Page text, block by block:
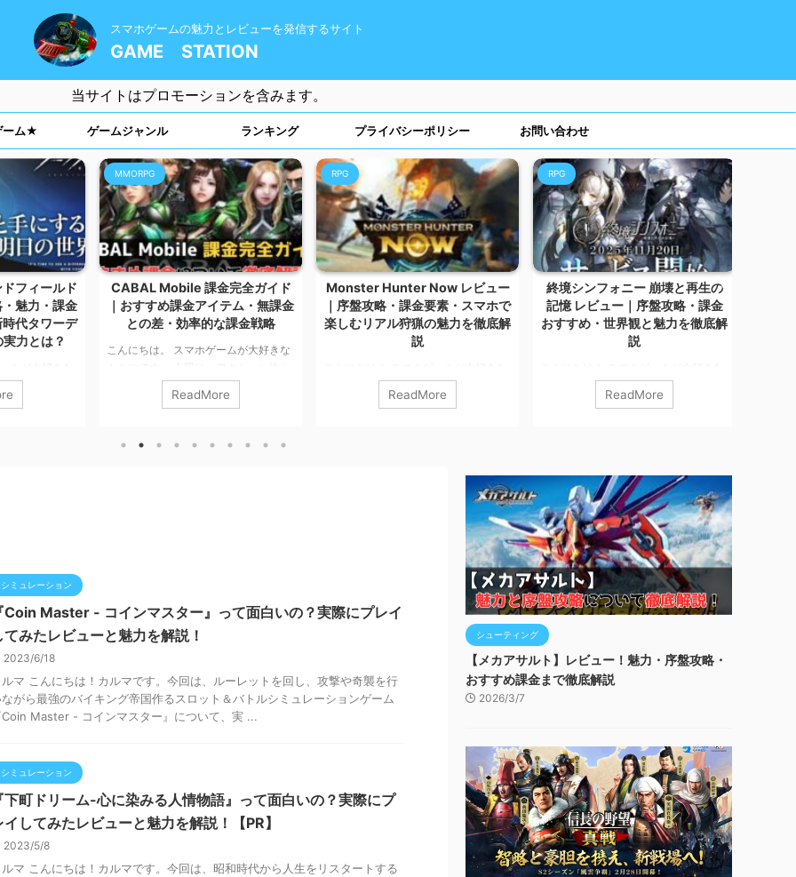
スマホゲームの魅力とレビューを発信するサイト
GAME STATION
当サイトはプロモーションを含みます。
ーム★ ゲームジャンル ランキング プライバシーポリシー お問い合わせ
フィールド
魅力・課金
代タワーデ
力とは？
人気タワーデ
イツ」の世
め！】 アー
MMORPG
CABAL Mobile 課金完全ガイド
｜おすすめ課金アイテム・無課金
との差・効率的な課金戦略
こんにちは。 スマホゲームが大好きな
育成が特徴の本格MMORPG――
『CABAL Mobile（カバルモバイル）』
ReadMore
RPG
Monster Hunter Now レビュー
｜序盤攻略・課金要素・スマホで
楽しむリアル狩猟の魅力を徹底解
説
カルマです。 今回は、位置情報連動型
アクションRPG、、、 『Monster
はプロモーションを含みます。 ダウン
ロードはコチラ！ モンスターハンター
Now Niantic, Inc.無料posted withアプ
リーチ 【『Monster Hunter Now』は
こんな人におすすめ！】 モンハンシリ
ーズが好きな人 外に出るきっかけが欲
ReadMore
RPG
終境シンフォニー 崩壊と再生の
記憶 レビュー｜序盤攻略・課金
おすすめ・世界観と魅力を徹底解
説
カルマです。 今回は、文明が崩壊した
終末世界を舞台にしたダークファンタ
序盤攻略について解説していきます！
※本記事はプロモーションを含みます。
ダウンロードはコチラ！ 終境シンフォ
ニー Six Waves Inc.無料posted withア
プリーチ 【『突終境シンフォニー 崩壊
と再生の記憶』はこんな人におすす
め！】 重厚なストーリーを楽しみたい
人 重厚なストー ...
ReadMore
シミュレーション
Coin Master - コインマスター』って面白いの？実際にプレイ
てみたレビューと魅力を解説！
2023/6/18
マ こんにちは！カルマです。今回は、ルーレットを回し、攻撃や奇襲を行
がら最強のバイキング帝国作るスロット＆バトルシミュレーションゲーム
Master - コインマスター』について、実 ...
シミュレーション
下町ドリーム-心に染みる人情物語』って面白いの？実際にプ
イしてみたレビューと魅力を解説！【PR】
2023/5/8
マ こんにちは！カルマです。今回は、昭和時代から人生をリスタートする
シューティング
【メカアサルト】レビュー！魅力・序盤攻略・
おすすめ課金まで徹底解説
2026/3/7